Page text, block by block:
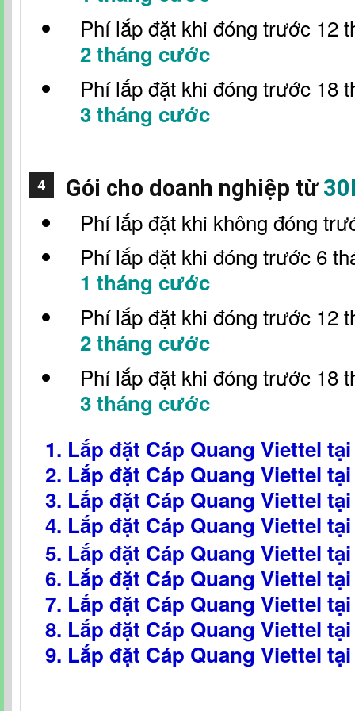
Phí lắp đặt khi đóng trước 12
2 tháng cước
Phí lắp đặt khi đóng trước 18
3 tháng cước
4 Gói cho doanh nghiệp từ
Phí lắp đặt khi không đóng
Phí lắp đặt khi đóng trước 6
1 tháng cước
Phí lắp đặt khi đóng trước 12
2 tháng cước
Phí lắp đặt khi đóng trước 18
3 tháng cước
1. Lắp đặt Cáp Quang Viettel
2. Lắp đặt Cáp Quang Viettel
3. Lắp đặt Cáp Quang Viettel
4. Lắp đặt Cáp Quang Viettel
5. Lắp đặt Cáp Quang Viettel
6. Lắp đặt Cáp Quang Viettel
7. Lắp đặt Cáp Quang Viettel
8. Lắp đặt Cáp Quang Viettel
9. Lắp đặt Cáp Quang Viettel